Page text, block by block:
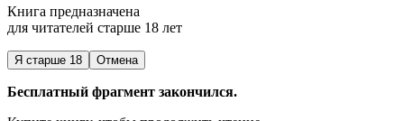
Книга предназначена
для читателей старше 18 лет
Я старше 18 Отмена
Бесплатный фрагмент закончился.